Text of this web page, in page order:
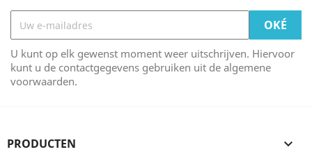
U kunt op elk gewenst moment weer uitschrijven. Hiervoor
kunt u de contactgegevens gebruiken uit de algemene
voorwaarden.
PRODUCTEN 